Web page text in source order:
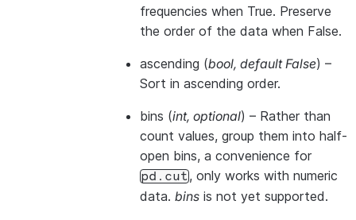
frequencies when True. Preserve
the order of the data when False.
ascending (bool, default False) –
Sort in ascending order.
bins (int, optional) – Rather than
count values, group them into half-
open bins, a convenience for
pd.cut, only works with numeric
data. bins is not yet supported.